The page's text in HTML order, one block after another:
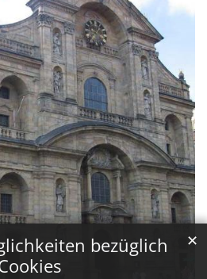
bezüglich
✕